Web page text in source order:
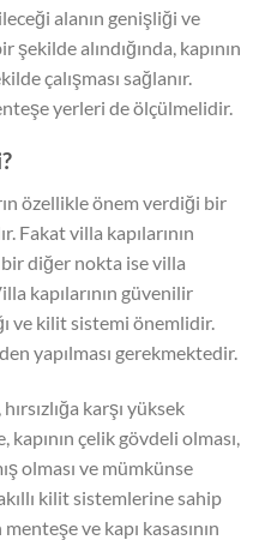
alanın genişliği ve
alındığında, kapının
çalışması sağlanır.
yerleri de ölçülmelidir.
özellikle önem verdiği bir
Fakat villa kapılarının
diğer nokta ise villa
kapılarının güvenilir
ve kilit sistemi önemlidir.
yapılması gerekmektedir.
karşı yüksek
çelik gövdeli olması,
olması ve mümkünse
kilit sistemlerine sahip
ve kapı kasasının